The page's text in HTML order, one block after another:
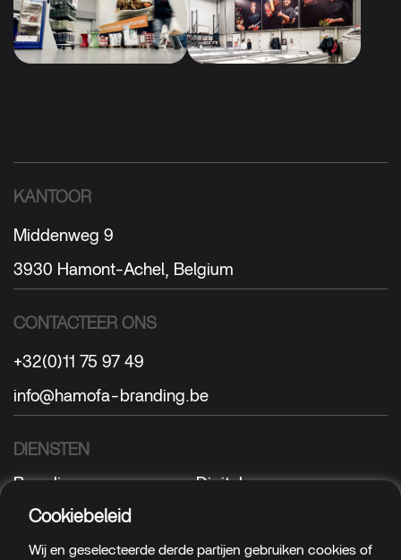
KANTOOR
Middenweg 9
3930 Hamont-Achel, Belgium
CONTACTEER ONS
+32(0)11 75 97 49
info@hamofa-branding.be
DIENSTEN
Branding
Digital
Sign
Cookiebeleid
Wij en geselecteerde derde partijen gebruiken cookies of